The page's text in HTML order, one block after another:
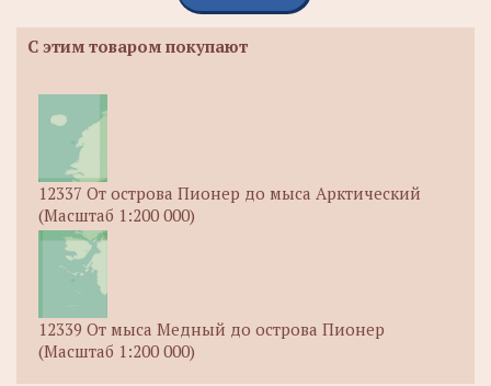
С этим товаром покупают
12337 От острова Пионер до мыса Арктический
(Масштаб 1:200 000)
12339 От мыса Медный до острова Пионер
(Масштаб 1:200 000)